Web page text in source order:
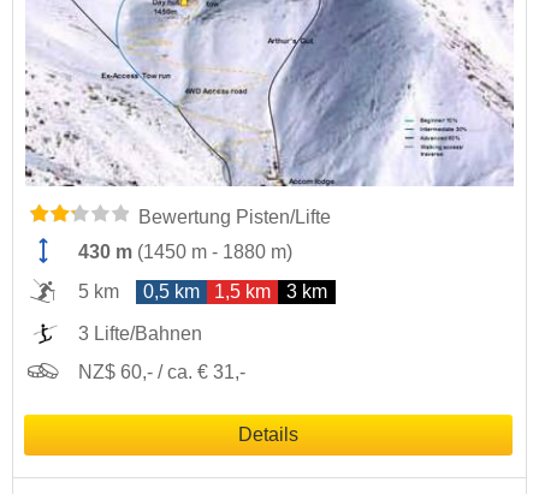
Bewertung Pisten/Lifte
430 m (1450 m - 1880 m)
5 km
0,5 km 1,5 km 3 km
3 Lifte/Bahnen
NZ$ 60,- / ca. € 31,-
Details